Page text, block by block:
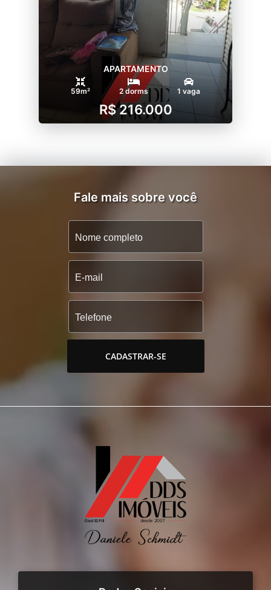
APARTAMENTO
59m² 2 dorms 1 vaga
R$ 216.000
Fale mais sobre você
CADASTRAR-SE